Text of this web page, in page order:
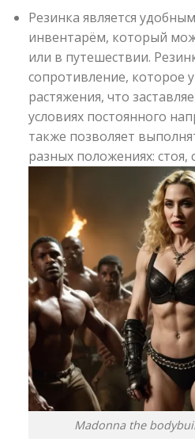
Резинка является
инвентарём, который
или в путешествии.
сопротивление, которое
растяжения, что
условиях постоянного
также позволяет
разных положениях: стоя,
Madonna the